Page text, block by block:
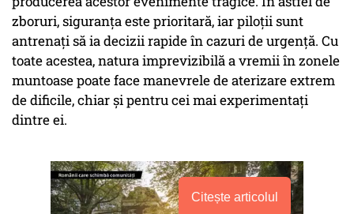
zboruri, siguranța este prioritară, iar piloții sunt
antrenați să ia decizii rapide în cazuri de urgență. Cu
toate acestea, natura imprevizibilă a vremii în zonele
muntoase poate face manevrele de aterizare extrem
de dificile, chiar și pentru cei mai experimentați
dintre ei.
Citește articolul